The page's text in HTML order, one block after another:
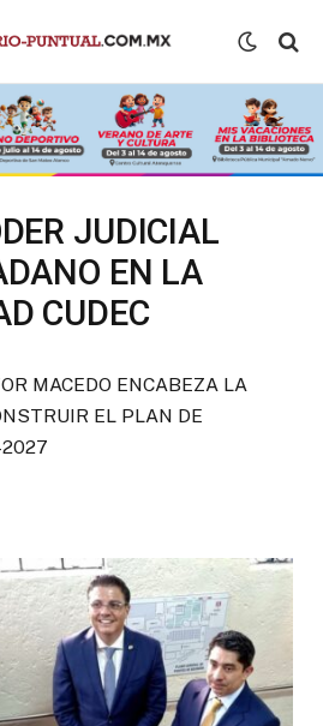
JUDICIAL
EN LA
CUDEC
MACEDO ENCABEZA LA
EL PLAN DE